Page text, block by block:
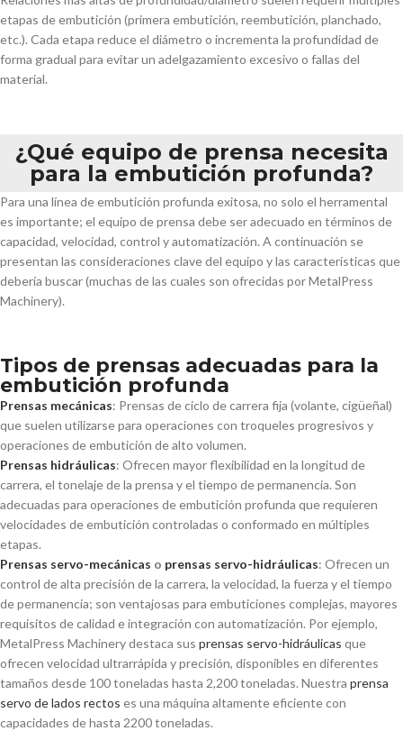
etapas de embutición (primera embutición, reembutición, planchado,
etc.). Cada etapa reduce el diámetro o incrementa la profundidad de
forma gradual para evitar un adelgazamiento excesivo o fallas del
material.
¿Qué equipo de prensa necesita
para la embutición profunda?
Para una línea de embutición profunda exitosa, no solo el herramental
es importante; el equipo de prensa debe ser adecuado en términos de
capacidad, velocidad, control y automatización. A continuación se
presentan las consideraciones clave del equipo y las características que
debería buscar (muchas de las cuales son ofrecidas por MetalPress
Machinery).
Tipos de prensas adecuadas para la
embutición profunda
Prensas mecánicas: Prensas de ciclo de carrera fija (volante, cigüeñal)
que suelen utilizarse para operaciones con troqueles progresivos y
operaciones de embutición de alto volumen.
Prensas hidráulicas: Ofrecen mayor flexibilidad en la longitud de
carrera, el tonelaje de la prensa y el tiempo de permanencia. Son
adecuadas para operaciones de embutición profunda que requieren
velocidades de embutición controladas o conformado en múltiples
etapas.
Prensas servo-mecánicas o prensas servo-hidráulicas: Ofrecen un
control de alta precisión de la carrera, la velocidad, la fuerza y el tiempo
de permanencia; son ventajosas para embuticiones complejas, mayores
requisitos de calidad e integración con automatización. Por ejemplo,
MetalPress Machinery destaca sus prensas servo-hidráulicas que
ofrecen velocidad ultrarrápida y precisión, disponibles en diferentes
tamaños desde 100 toneladas hasta 2,200 toneladas. Nuestra prensa
servo de lados rectos es una máquina altamente eficiente con
capacidades de hasta 2200 toneladas.